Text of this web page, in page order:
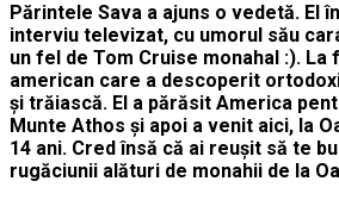
Părintele Sava a ajuns o vedetă. El
interviu televizat, cu umorul său
un fel de Tom Cruise monahal :). La
american care a descoperit
şi trăiască. El a părăsit America
Munte Athos şi apoi a venit aici, la
14 ani. Cred însă că ai reuşit să te
rugăciunii alături de monahii de la